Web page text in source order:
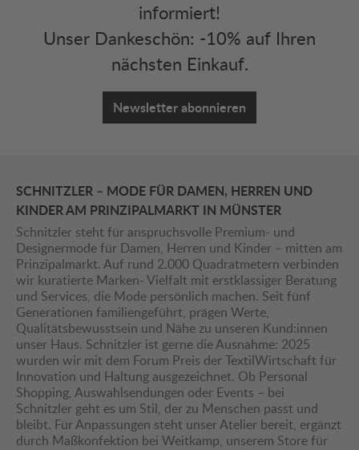
informiert!
Unser Dankeschön: -10% auf Ihren
nächsten Einkauf.
Newsletter abonnieren
SCHNITZLER – MODE FÜR DAMEN, HERREN UND
KINDER AM PRINZIPALMARKT IN MÜNSTER
Schnitzler steht für anspruchsvolle Premium- und
Designermode für Damen, Herren und Kinder – mitten am
Prinzipalmarkt. Auf rund 2.000 Quadratmetern verbinden
wir kuratierte Marken- Vielfalt mit erstklassiger Beratung
und Services, die Mode persönlich machen. Seit fünf
Generationen familiengeführt, prägen Werte,
Qualitätsbewusstsein und Nähe zu unseren Kund:innen
unser Haus. Schnitzler ist gerne die Ausnahme: 2025
wurden wir mit dem Forum Preis der TextilWirtschaft für
Innovation und Haltung ausgezeichnet. Ob Personal
Shopping, Auswahlsendungen oder Events – bei
Schnitzler geht es um Stil, der zu Menschen passt und
bleibt. Für Anpassungen steht unser Atelier bereit, ergänzt
durch Maßkonfektion bei Weitkamp, unserem Store für